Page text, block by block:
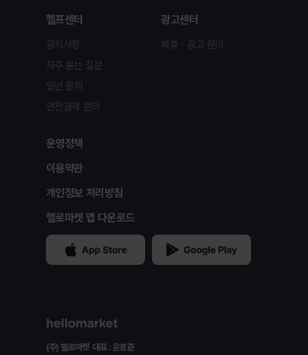
헬프센터
공지사항
자주 묻는 질문
일반 문의
안전결제 문의
광고센터
제휴ㆍ광고 문의
운영정책
이용약관
개인정보 처리방침
헬로마켓 앱 다운로드
(주) 헬로마켓 대표 : 윤효준